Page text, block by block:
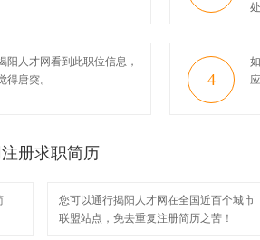
阳人才网看到此职位信息，
唐突。
4
册求职简历
您可以通行揭阳人才网在全国近百个城市
联盟站点，免去重复注册简历之苦！